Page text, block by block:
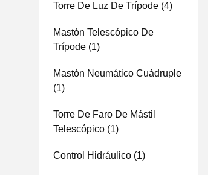
Torre De Luz De Trípode (4)
Mastón Telescópico De
Trípode (1)
Mastón Neumático Cuádruple
(1)
Torre De Faro De Mástil
Telescópico (1)
Control Hidráulico (1)